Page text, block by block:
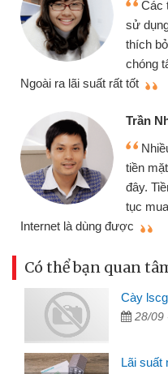
web cho vay tiền online
thiện, dễ hiểu.Tôi rất
gian giải ngân nhanh
thực hiện Online.
- Tài xế
mua sắm không mang
đều vay tiền nóng tại
thẻ ngay là mình lại tiếp
Chỉ cần điện thoại có
Có thể bạn quan
Cày
28/
Lãi suất